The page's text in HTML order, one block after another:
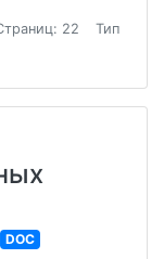
22
Тип
DOC